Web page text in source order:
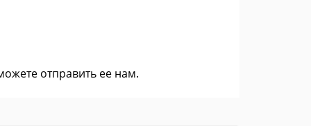
отправить ее нам.